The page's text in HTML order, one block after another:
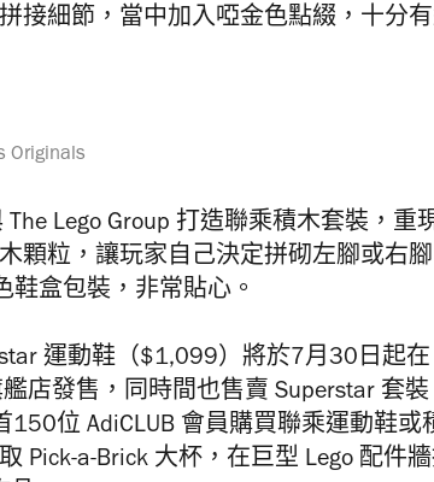
接細節，當中加入啞金色點綴，十分
Originals
Lego Group 打造聯乘積木套裝，重
顆粒，讓玩家自己決定拼砌左腳或右
鞋盒包裝，非常貼心。
運動鞋（$1,099）將於7月30日起在
店發售，同時間也售賣 Superstar 套
位 AdiCLUB 會員購買聯乘運動鞋或
Pick-a-Brick 大杯，在巨型 Lego 配件